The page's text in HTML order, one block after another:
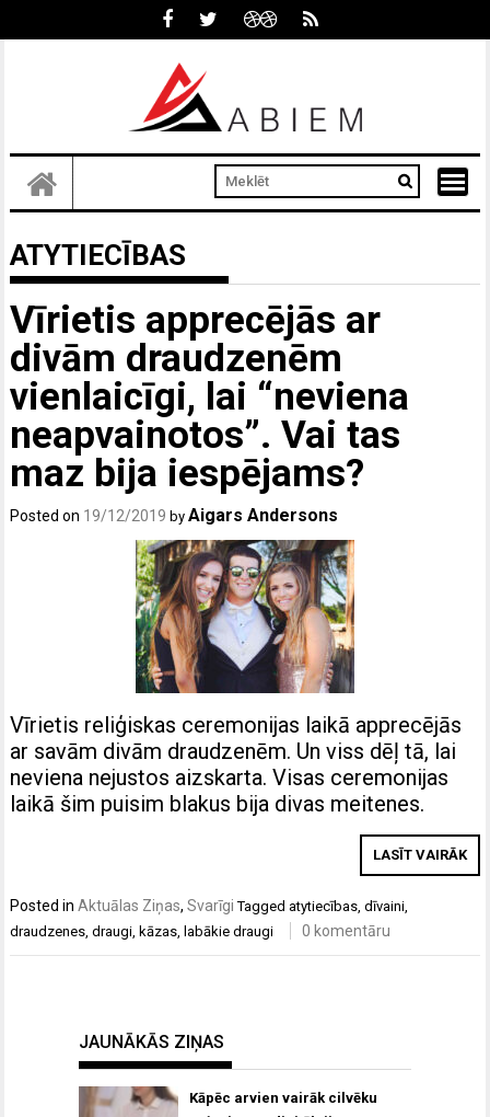
ATYTIECĪBAS
Vīrietis apprecējās ar
divām draudzenēm
vienlaicīgi, lai “neviena
neapvainotos”. Vai tas
maz bija iespējams?
Posted on 19/12/2019 byAigars Andersons
Vīrietis reliģiskas ceremonijas laikā apprecējās
ar savām divām draudzenēm. Un viss dēļ tā, lai
neviena nejustos aizskarta. Visas ceremonijas
laikā šim puisim blakus bija divas meitenes.
LASĪT VAIRĀK
Posted inAktuālas Ziņas,Svarīgi Taggedatytiecības,dīvaini,
draudzenes,draugi, kāzas, labākie draugi 0 komentāru
JAUNĀKĀS ZIŅAS
Kāpēc arvien vairāk cilvēku